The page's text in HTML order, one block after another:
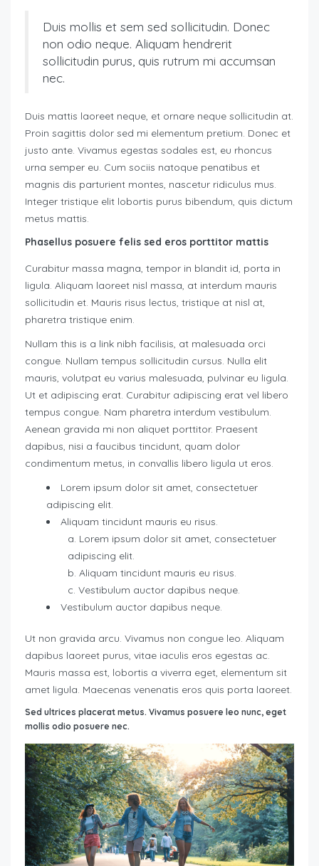
Duis mollis et sem sed sollicitudin. Donec
non odio neque. Aliquam hendrerit
sollicitudin purus, quis rutrum mi accumsan
nec.
Duis mattis laoreet neque, et ornare neque sollicitudin at.
Proin sagittis dolor sed mi elementum pretium. Donec et
justo ante. Vivamus egestas sodales est, eu rhoncus
urna semper eu. Cum sociis natoque penatibus et
magnis dis parturient montes, nascetur ridiculus mus.
Integer tristique elit lobortis purus bibendum, quis dictum
metus mattis.
Phasellus posuere felis sed eros porttitor mattis
Curabitur massa magna, tempor in blandit id, porta in
ligula. Aliquam laoreet nisl massa, at interdum mauris
sollicitudin et. Mauris risus lectus, tristique at nisl at,
pharetra tristique enim.
Nullam this is a link nibh facilisis, at malesuada orci
congue. Nullam tempus sollicitudin cursus. Nulla elit
mauris, volutpat eu varius malesuada, pulvinar eu ligula.
Ut et adipiscing erat. Curabitur adipiscing erat vel libero
tempus congue. Nam pharetra interdum vestibulum.
Aenean gravida mi non aliquet porttitor. Praesent
dapibus, nisi a faucibus tincidunt, quam dolor
condimentum metus, in convallis libero ligula ut eros.
Lorem ipsum dolor sit amet, consectetuer
adipiscing elit.
Aliquam tincidunt mauris eu risus.
Lorem ipsum dolor sit amet, consectetuer
adipiscing elit.
Aliquam tincidunt mauris eu risus.
Vestibulum auctor dapibus neque.
Vestibulum auctor dapibus neque.
Ut non gravida arcu. Vivamus non congue leo. Aliquam
dapibus laoreet purus, vitae iaculis eros egestas ac.
Mauris massa est, lobortis a viverra eget, elementum sit
amet ligula. Maecenas venenatis eros quis porta laoreet.
Sed ultrices placerat metus. Vivamus posuere leo nunc, eget
mollis odio posuere nec.